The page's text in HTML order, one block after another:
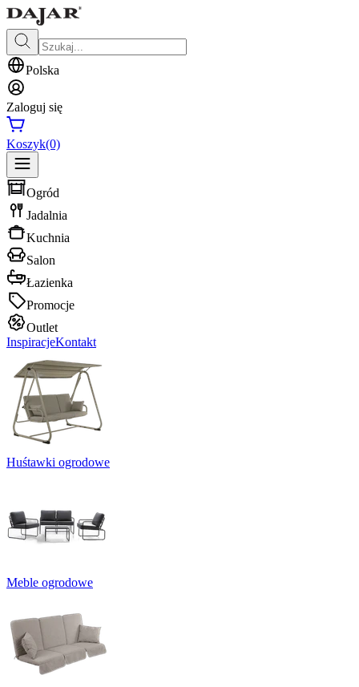
Polska
Zaloguj się
Koszyk(0)
Ogród
Jadalnia
Kuchnia
Salon
Łazienka
Promocje
Outlet
InspiracjeKontakt
Huśtawki ogrodowe
Meble ogrodowe